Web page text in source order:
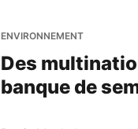
ENVIRONNEMENT
Des
banque de